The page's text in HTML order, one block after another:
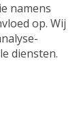
namens
op. Wij
diensten.